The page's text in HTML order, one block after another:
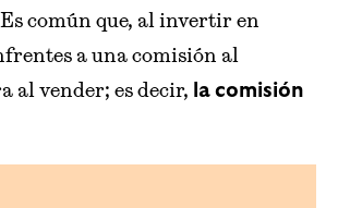
común que, al invertir en
a una comisión al
al vender; es decir, la comisión